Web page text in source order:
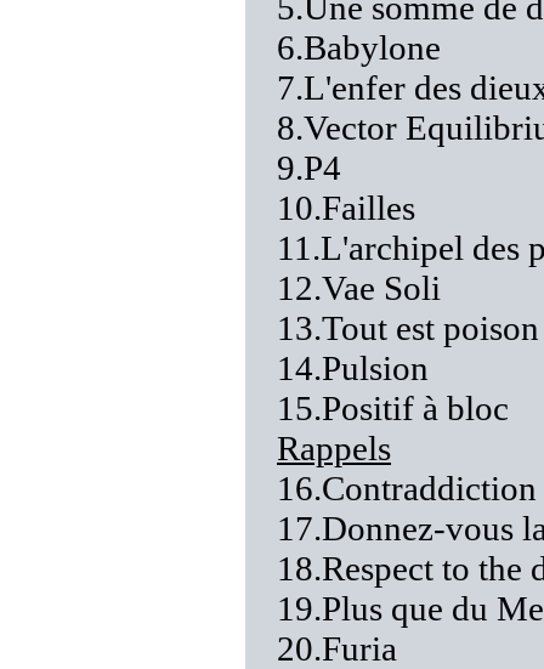
6.Babylone
7.L'enfer des
8.Vector
9.P4
10.Failles
11.L'archipel des
12.Vae Soli
13.Tout est poison
14.Pulsion
15.Positif à bloc
Rappels
16.Contraddiction
17.Donnez-vous
18.Respect to the
19.Plus que du
20.Furia